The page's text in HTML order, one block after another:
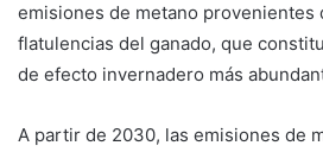
emisiones de metano provenientes
flatulencias del ganado, que
de efecto invernadero más
A partir de 2030, las emisiones de